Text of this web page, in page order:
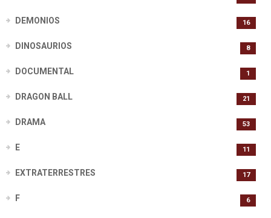
DEMONIOS 16
DINOSAURIOS 8
DOCUMENTAL 1
DRAGON BALL 21
DRAMA 53
E 11
EXTRATERRESTRES 17
F 6